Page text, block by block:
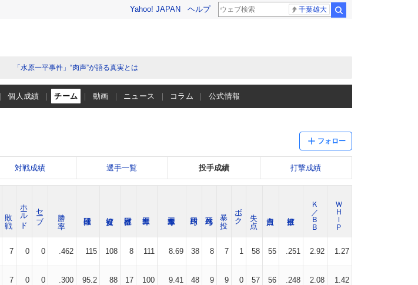
Yahoo! JAPAN ヘルプ 千葉雄大
「水原一平事件」“肉声”が語る真実とは
個人成績 チーム 動画 ニュース コラム 公式情報
フォロー
対戦成績 選手一覧 投手成績 打撃成績
ホールド セーブ ボーク Ｋ／ＢＢ ＷＨＩＰ
7 0 0 .462 115 108 8 111 8.69 38 8 7 1 58 55 .251 2.92 1.27
7 0 0 .300 95.2 88 17 100 9.41 48 9 9 0 57 56 .248 2.08 1.42